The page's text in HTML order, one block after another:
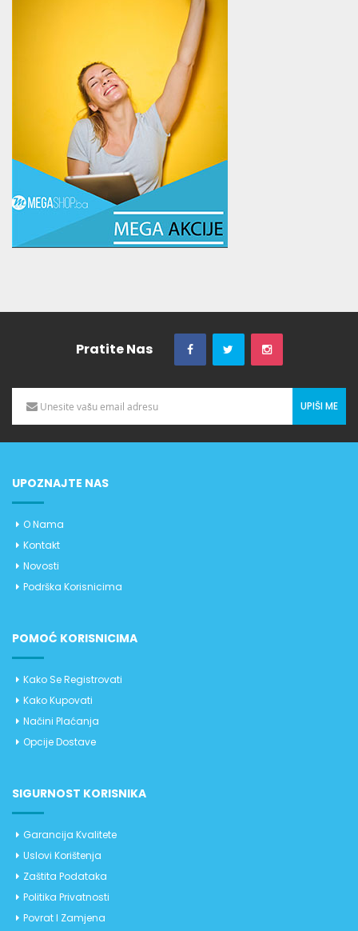
Pratite Nas
UPIŠI ME
UPOZNAJTE NAS
O Nama
Kontakt
Novosti
Podrška Korisnicima
POMOĆ KORISNICIMA
Kako Se Registrovati
Kako Kupovati
Načini Plaćanja
Opcije Dostave
SIGURNOST KORISNIKA
Garancija Kvalitete
Uslovi Korištenja
Zaštita Podataka
Politika Privatnosti
Povrat I Zamjena